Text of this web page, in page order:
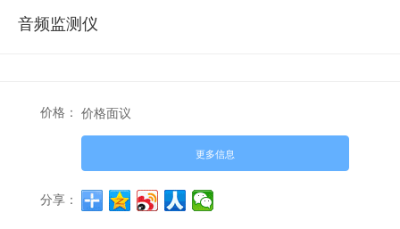
音频监测仪
价格： 价格面议
更多信息
分享：